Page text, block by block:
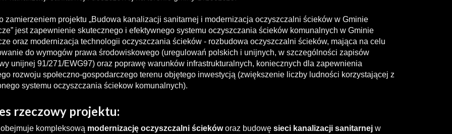
zamierzeniem projektu „Budowa kanalizacji sanitarnej i modernizacja oczyszczalni ścieków w Gminie
jest zapewnienie skutecznego i efektywnego systemu oczyszczania ścieków komunalnych w Gminie
oraz modernizacja technologii oczyszczania ścieków - rozbudowa oczyszczalni ścieków, mająca na celu
do wymogów prawa środowiskowego (uregulowań polskich i unijnych, w szczególności zapisów
unijnej 91/271/EWG97) oraz poprawę warunków infrastrukturalnych, koniecznych dla zapewnienia
rozwoju społeczno-gospodarczego terenu objętego inwestycją (zwiększenie liczby ludności korzystającej z
systemu oczyszczania ściekow komunalnych).
rzeczowy projektu:
kompleksową modernizację oczyszczalni ściekóworaz budowę sieci kanalizacji sanitarnejw